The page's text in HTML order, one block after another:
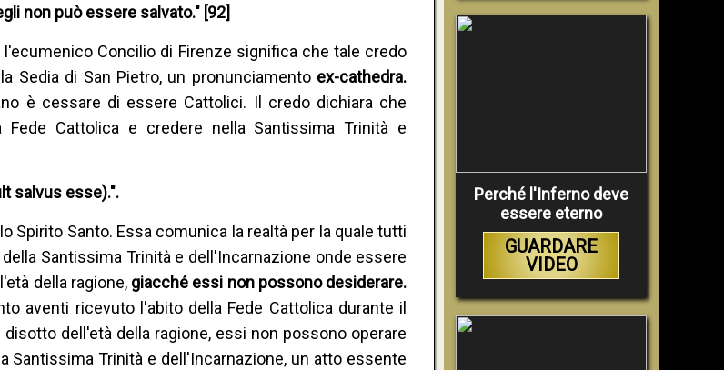
non può essere salvato." [92]
Concilio di Firenze significa che tale credo
Sedia di San Pietro, un pronunciamento ex-cathedra.
è cessare di essere Cattolici. Il credo dichiara che
Cattolica e credere nella Santissima Trinità e
salvus esse).".
Spirito Santo. Essa comunica la realtà per la quale tutti
Santissima Trinità e dell'Incarnazione onde essere
della ragione, giacché essi non possono desiderare.
aventi ricevuto l'abito della Fede Cattolica durante il
dell'età della ragione, essi non possono operare
Santissima Trinità e dell'Incarnazione, un atto essente
Perché l'Inferno deve
essere eterno
GUARDARE
VIDEO